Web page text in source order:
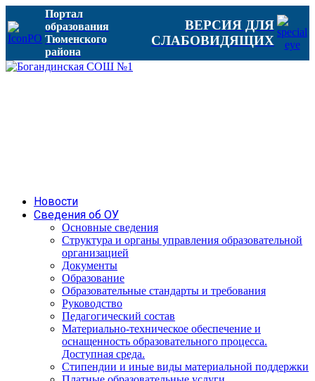
Портал
образования
Тюменского
района
ВЕРСИЯ ДЛЯ
СЛАБОВИДЯЩИХ
Новости
Сведения об ОУ
Основные сведения
Структура и органы управления образовательной
организацией
Документы
Образование
Образовательные стандарты и требования
Руководство
Педагогический состав
Материально-техническое обеспечение и
оснащенность образовательного процесса.
Доступная среда.
Стипендии и иные виды материальной поддержки